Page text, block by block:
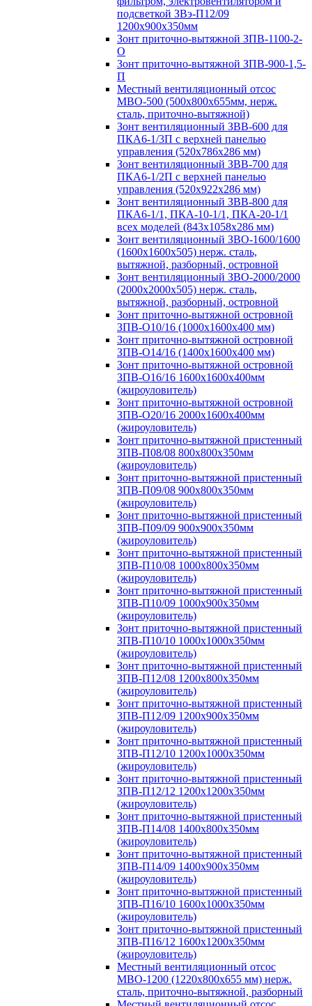
подсветкой ЗВэ-П12/09
1200х900х350мм
Зонт приточно-вытяжной ЗПВ-1100-2-
О
Зонт приточно-вытяжной ЗПВ-900-1,5-
П
Местный вентиляционный отсос
МВО-500 (500х800х655мм, нерж.
сталь, приточно-вытяжной)
Зонт вентиляционный ЗВВ-600 для
ПКА6-1/3П с верхней панелью
управления (520х786х286 мм)
Зонт вентиляционный ЗВВ-700 для
ПКА6-1/2П с верхней панелью
управления (520х922х286 мм)
Зонт вентиляционный ЗВВ-800 для
ПКА6-1/1, ПКА-10-1/1, ПКА-20-1/1
всех моделей (843х1058х286 мм)
Зонт вентиляционный ЗВО-1600/1600
(1600х1600х505) нерж. сталь,
вытяжной, разборный, островной
Зонт вентиляционный ЗВО-2000/2000
(2000х2000х505) нерж. сталь,
вытяжной, разборный, островной
Зонт приточно-вытяжной островной
ЗПВ-О10/16 (1000х1600х400 мм)
Зонт приточно-вытяжной островной
ЗПВ-О14/16 (1400х1600х400 мм)
Зонт приточно-вытяжной островной
ЗПВ-О16/16 1600х1600х400мм
(жироуловитель)
Зонт приточно-вытяжной островной
ЗПВ-О20/16 2000х1600х400мм
(жироуловитель)
Зонт приточно-вытяжной пристенный
ЗПВ-П08/08 800х800х350мм
(жироуловитель)
Зонт приточно-вытяжной пристенный
ЗПВ-П09/08 900х800х350мм
(жироуловитель)
Зонт приточно-вытяжной пристенный
ЗПВ-П09/09 900х900х350мм
(жироуловитель)
Зонт приточно-вытяжной пристенный
ЗПВ-П10/08 1000х800х350мм
(жироуловитель)
Зонт приточно-вытяжной пристенный
ЗПВ-П10/09 1000х900х350мм
(жироуловитель)
Зонт приточно-вытяжной пристенный
ЗПВ-П10/10 1000х1000х350мм
(жироуловитель)
Зонт приточно-вытяжной пристенный
ЗПВ-П12/08 1200х800х350мм
(жироуловитель)
Зонт приточно-вытяжной пристенный
ЗПВ-П12/09 1200х900х350мм
(жироуловитель)
Зонт приточно-вытяжной пристенный
ЗПВ-П12/10 1200х1000х350мм
(жироуловитель)
Зонт приточно-вытяжной пристенный
ЗПВ-П12/12 1200х1200х350мм
(жироуловитель)
Зонт приточно-вытяжной пристенный
ЗПВ-П14/08 1400х800х350мм
(жироуловитель)
Зонт приточно-вытяжной пристенный
ЗПВ-П14/09 1400х900х350мм
(жироуловитель)
Зонт приточно-вытяжной пристенный
ЗПВ-П16/10 1600х1000х350мм
(жироуловитель)
Зонт приточно-вытяжной пристенный
ЗПВ-П16/12 1600х1200х350мм
(жироуловитель)
Местный вентиляционный отсос
МВО-1200 (1220х800х655 мм) нерж.
сталь, приточно-вытяжной, разборный